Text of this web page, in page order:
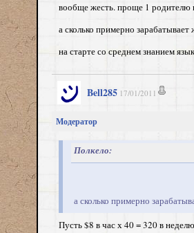
вообще жесть. проще 1 родителю
а сколько примерно
на старте со среднем знанием
Bell285 17/01/2011
Модератор
Полкело:
а сколько примерно
Пусть $8 в час х 40 = 320 в